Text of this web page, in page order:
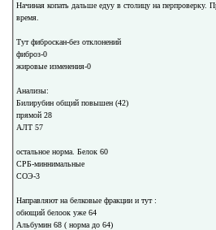
Начиная копать дальше едуу в столицу на перпроверку.
время.
Тут фиброскан-без отклонений
фиброз-0
жировые изменения-0
Анализы:
Билирубин общий повышен (42)
прямой 28
АЛТ 57
остальное норма. Белок 60
СРБ-миннимальные
СОЭ-3
Направляют на белковые фракции и тут :
обющий белоок уже 64
Альбумин 68 ( норма до 64)